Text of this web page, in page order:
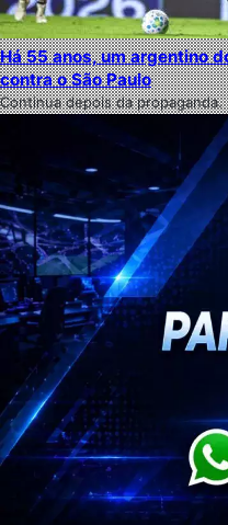
Há 55 anos, um argentino
contra o São Paulo
Continua depois da propaganda.